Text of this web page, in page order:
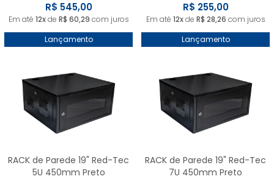
R$ 545,00
Em até 12xde R$ 60,29 com juros
Lançamento
R$ 255,00
Em até 12xde R$ 28,26 com juros
Lançamento
RACK de Parede 19" Red-Tec
5U 450mm Preto
RACK de Parede 19" Red-Tec
7U 450mm Preto